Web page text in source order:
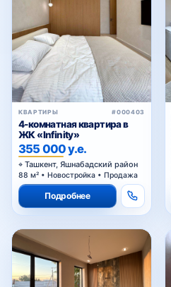
КВАРТИРЫ #000403
4-комнатная квартира в
ЖК «Infinity»
355 000 у.е.
Ташкент, Яшнабадский район
88 м² • Новостройка • Продажа
Подробнее